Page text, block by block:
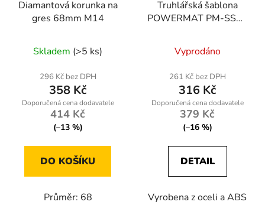
Diamantová korunka na
gres 68mm M14
Skladem (>5 ks)
296 Kč bez DPH
358 Kč
414 Kč
(–13 %)
DO KOŠÍKU
Průměr: 68
Truhlářská šablona
POWERMAT PM-SSO-
Vyprodáno
261 Kč bez DPH
316 Kč
379 Kč
(–16 %)
DETAIL
Vyrobena z oceli a ABS